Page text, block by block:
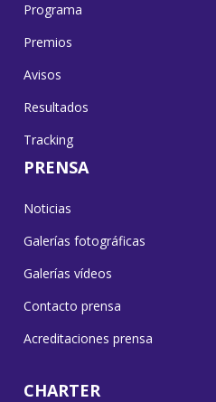
Programa
Premios
Avisos
Resultados
Tracking
PRENSA
Noticias
Galerías fotográficas
Galerías vídeos
Contacto prensa
Acreditaciones prensa
CHARTER